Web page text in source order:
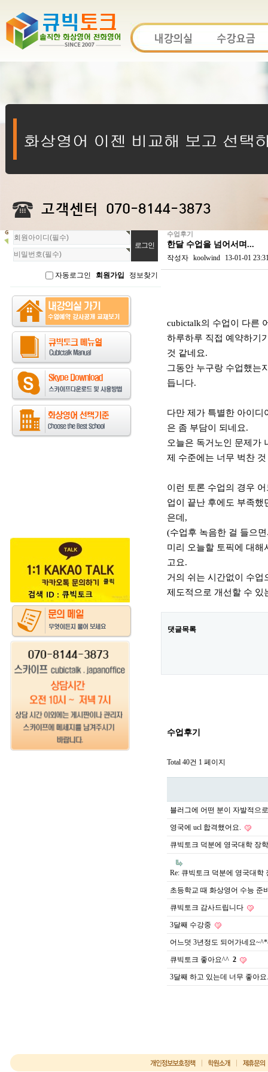
회
원
로
자동로그인 회원가입 정보찾기
수업후기
한달 수업을 넘어서며...
작성자 koolwind 13-01-01
cubictalk의 수업이 다른
하루하루 직접 예약하기
것 같네요.
그동안 누구랑 수업했는
듭니다.
다만 제가 특별한 아이디
은 좀 부담이 되네요.
오늘은 독거노인 문제가
제 수준에는 너무 벅찬
이런 토론 수업의 경우
업이 끝난 후에도 부족했
은데,
(수업후 녹음한 걸 들으
미리 오늘할 토픽에 대해
고요.
거의 쉬는 시간없이 수업
제도적으로 개선할 수 있
댓글목록
수업후기
Total 40건 1 페이지
블러그에 어떤 분이 자발적으
영국에 ucl 합격했어요.
큐빅토크 덕분에 영국대학 장
Re: 큐빅토크 덕분에 영국대학
초등학교 때 화상영어 수능 준
큐빅토크 감사드립니다
3달째 수강중
어느덧 3년정도 되어가네요
큐빅토크 좋아요^^ 2
3달째 하고 있는데 너무 좋아